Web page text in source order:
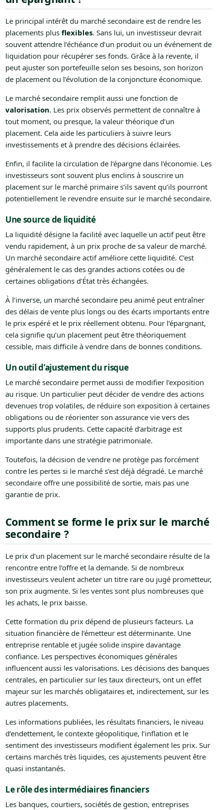
Le principal intérêt du marché secondaire est de rendre les
placements plus flexibles. Sans lui, un investisseur devrait
souvent attendre l’échéance d’un produit ou un événement de
liquidation pour récupérer ses fonds. Grâce à la revente, il
peut ajuster son portefeuille selon ses besoins, son horizon
de placement ou l’évolution de la conjoncture économique.
Le marché secondaire remplit aussi une fonction de
valorisation. Les prix observés permettent de connaître à
tout moment, ou presque, la valeur théorique d’un
placement. Cela aide les particuliers à suivre leurs
investissements et à prendre des décisions éclairées.
Enfin, il facilite la circulation de l’épargne dans l’économie. Les
investisseurs sont souvent plus enclins à souscrire un
placement sur le marché primaire s’ils savent qu’ils pourront
potentiellement le revendre ensuite sur le marché secondaire.
Une source de liquidité
La liquidité désigne la facilité avec laquelle un actif peut être
vendu rapidement, à un prix proche de sa valeur de marché.
Un marché secondaire actif améliore cette liquidité. C’est
généralement le cas des grandes actions cotées ou de
certaines obligations d’État très échangées.
À l’inverse, un marché secondaire peu animé peut entraîner
des délais de vente plus longs ou des écarts importants entre
le prix espéré et le prix réellement obtenu. Pour l’épargnant,
cela signifie qu’un placement peut être théoriquement
cessible, mais difficile à vendre dans de bonnes conditions.
Un outil d’ajustement du risque
Le marché secondaire permet aussi de modifier l’exposition
au risque. Un particulier peut décider de vendre des actions
devenues trop volatiles, de réduire son exposition à certaines
obligations ou de réorienter son assurance vie vers des
supports plus prudents. Cette capacité d’arbitrage est
importante dans une stratégie patrimoniale.
Toutefois, la décision de vendre ne protège pas forcément
contre les pertes si le marché s’est déjà dégradé. Le marché
secondaire offre une possibilité de sortie, mais pas une
garantie de prix.
Comment se forme le prix sur le marché
secondaire ?
Le prix d’un placement sur le marché secondaire résulte de la
rencontre entre l’offre et la demande. Si de nombreux
investisseurs veulent acheter un titre rare ou jugé prometteur,
son prix augmente. Si les ventes sont plus nombreuses que
les achats, le prix baisse.
Cette formation du prix dépend de plusieurs facteurs. La
situation financière de l’émetteur est déterminante. Une
entreprise rentable et jugée solide inspire davantage
confiance. Les perspectives économiques générales
influencent aussi les valorisations. Les décisions des banques
centrales, en particulier sur les taux directeurs, ont un effet
majeur sur les marchés obligataires et, indirectement, sur les
autres placements.
Les informations publiées, les résultats financiers, le niveau
d’endettement, le contexte géopolitique, l’inflation et le
sentiment des investisseurs modifient également les prix. Sur
certains marchés très liquides, ces ajustements peuvent être
quasi instantanés.
Le rôle des intermédiaires financiers
Les banques, courtiers, sociétés de gestion, entreprises